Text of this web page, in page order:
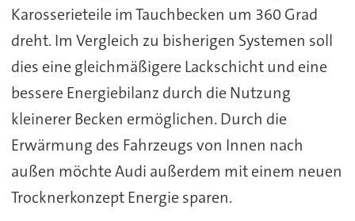
Karosserieteile im Tauchbecken um 360 Grad
dreht. Im Vergleich zu bisherigen Systemen soll
dies eine gleichmäßigere Lackschicht und eine
bessere Energiebilanz durch die Nutzung
kleinerer Becken ermöglichen. Durch die
Erwärmung des Fahrzeugs von Innen nach
außen möchte Audi außerdem mit einem neuen
Trocknerkonzept Energie sparen.